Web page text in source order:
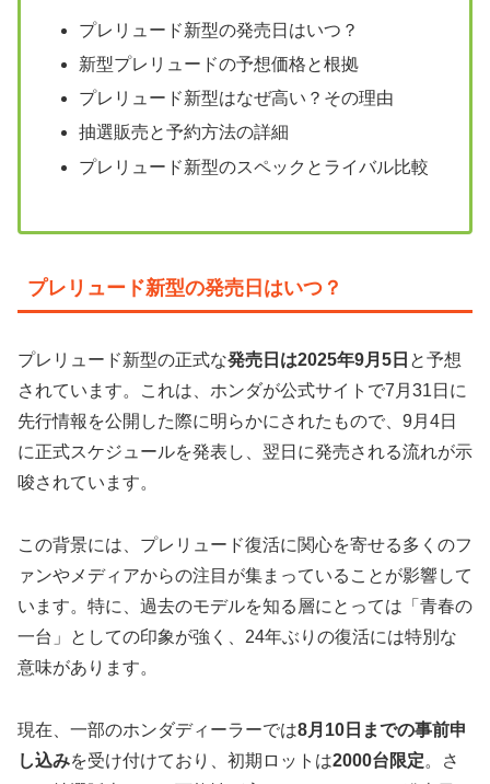
プレリュード新型の発売日はいつ？
新型プレリュードの予想価格と根拠
プレリュード新型はなぜ高い？その理由
抽選販売と予約方法の詳細
プレリュード新型のスペックとライバル比較
プレリュード新型の発売日はいつ？
プレリュード新型の正式な発売日は2025年9月5日 と予想
されています。これは、ホンダが公式サイトで7月31日に
先行情報を公開した際に明らかにされたもので、9月4日
に正式スケジュールを発表し、翌日に発売される流れが示
唆されています。
この背景には、プレリュード復活に関心を寄せる多くのフ
ァンやメディアからの注目が集まっていることが影響して
います。特に、過去のモデルを知る層にとっては「青春の
一台」としての印象が強く、24年ぶりの復活には特別な
意味があります。
現在、一部のホンダディーラーでは8月10日までの事前申
し込みを受け付けており、初期ロットは2000台限定。さ